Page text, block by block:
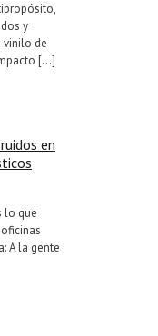
y
vinilo de
[…]
en
lo que
A la gente